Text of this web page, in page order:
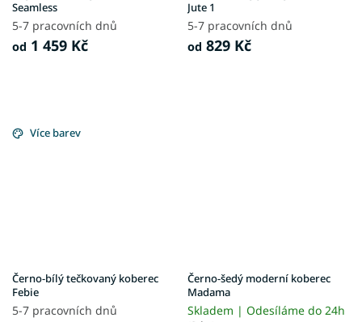
Seamless
5-7 pracovních dnů
od 1 459 Kč
Jute 1
5-7 pracovních dnů
od 829 Kč
Více barev
Černo-bílý tečkovaný koberec
Febie
5-7 pracovních dnů
Černo-šedý moderní koberec
Madama
Skladem | Odesíláme do 24h